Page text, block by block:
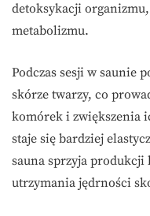
detoksykacji
metabolizmu.
Podczas sesji w saunie
skórze twarzy, co
komórek i zwiększenia
staje się bardziej
sauna sprzyja produkcji
utrzymania jędrności